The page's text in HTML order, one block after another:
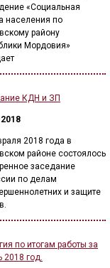
«Социальная
населения по
району
Мордовия»
КДН и ЗП
2018 года в
районе состоялось
заседание
по делам
и защите
по итогам работы за
2018 год.